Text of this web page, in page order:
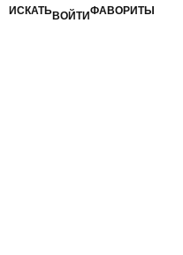
ИСКАТЬВОЙТИФАВОРИТЫ